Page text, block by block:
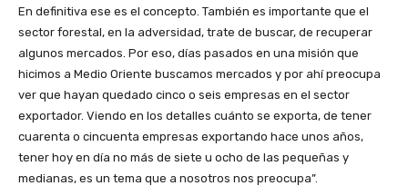
En definitiva ese es el concepto. También es importante que el
sector forestal, en la adversidad, trate de buscar, de recuperar
algunos mercados. Por eso, días pasados en una misión que
hicimos a Medio Oriente buscamos mercados y por ahí preocupa
ver que hayan quedado cinco o seis empresas en el sector
exportador. Viendo en los detalles cuánto se exporta, de tener
cuarenta o cincuenta empresas exportando hace unos años,
tener hoy en día no más de siete u ocho de las pequeñas y
medianas, es un tema que a nosotros nos preocupa”.